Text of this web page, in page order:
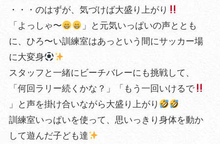
・・・のはずが、気づけば大盛り上がり
「よっしゃ〜
」と元気いっぱいの声ととも
に、ひろ〜い訓練室はあっという間にサッカー場
に大変身
スタッフと一緒にビーチバレーにも挑戦して、
「何回ラリー続くかな？」「もう一回いけるで
」と声を掛け合いながら大盛り上がり
訓練室いっぱいを使って、思いっきり身体を動か
して遊んだ子ども達